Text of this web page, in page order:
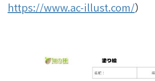
https://www.ac-illust.com/）